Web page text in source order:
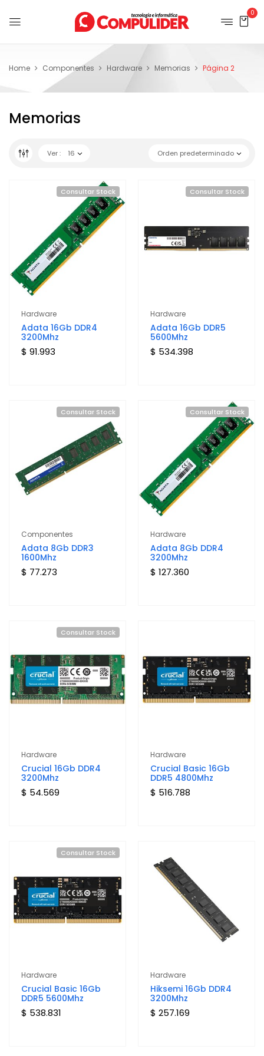
0
Home Componentes Hardware Memorias Página 2
Memorias
Orden predeterminado
Ver : 16
Consultar Stock
Hardware
Adata 16Gb DDR4
3200Mhz
$ 91.993
Consultar Stock
Hardware
Adata 16Gb DDR5
5600Mhz
$ 534.398
Consultar Stock
Componentes
Adata 8Gb DDR3
1600Mhz
$ 77.273
Consultar Stock
Hardware
Adata 8Gb DDR4
3200Mhz
$ 127.360
Consultar Stock
Hardware
Crucial 16Gb DDR4
3200Mhz
$ 54.569
Hardware
Crucial Basic 16Gb
DDR5 4800Mhz
$ 516.788
Consultar Stock
Hardware
Crucial Basic 16Gb
DDR5 5600Mhz
$ 538.831
Hardware
Hiksemi 16Gb DDR4
3200Mhz
$ 257.169